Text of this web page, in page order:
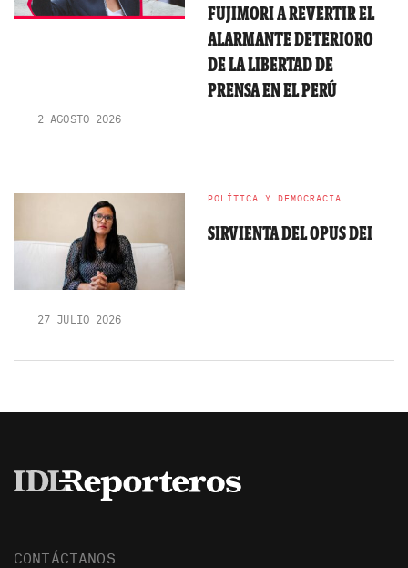
FUJIMORI A REVERTIR EL
ALARMANTE DETERIORO
DE LA LIBERTAD DE
PRENSA EN EL PERÚ
2 AGOSTO 2026
POLÍTICA Y DEMOCRACIA
SIRVIENTA DEL OPUS DEI
27 JULIO 2026
CONTÁCTANOS